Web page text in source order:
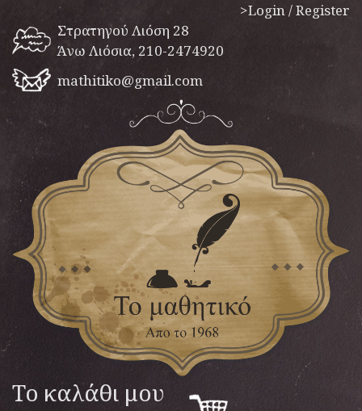
>Login / Register
Στρατηγού Λιόση 28
Άνω Λιόσια, 210-2474920
mathitiko@gmail.com
To καλάθι μου